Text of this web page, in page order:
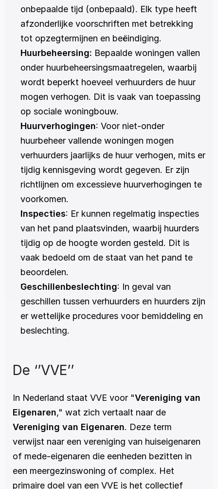
onbepaalde tijd (onbepaald). Elk type heeft
afzonderlijke voorschriften met betrekking
tot opzegtermijnen en beëindiging.
Huurbeheersing: Bepaalde woningen vallen
onder huurbeheersingsmaatregelen, waarbij
wordt beperkt hoeveel verhuurders de huur
mogen verhogen. Dit is vaak van toepassing
op sociale woningbouw.
Huurverhogingen: Voor niet-onder
huurbeheer vallende woningen mogen
verhuurders jaarlijks de huur verhogen, mits er
tijdig kennisgeving wordt gegeven. Er zijn
richtlijnen om excessieve huurverhogingen te
voorkomen.
Inspecties: Er kunnen regelmatig inspecties
van het pand plaatsvinden, waarbij huurders
tijdig op de hoogte worden gesteld. Dit is
vaak bedoeld om de staat van het pand te
beoordelen.
Geschillenbeslechting: In geval van
geschillen tussen verhuurders en huurders zijn
er wettelijke procedures voor bemiddeling en
beslechting.
De ‘’VVE’’
In Nederland staat VVE voor "Vereniging van
Eigenaren
Vereniging van Eigenaren. Deze term
verwijst naar een vereniging van huiseigenaren
of mede-eigenaren die eenheden bezitten in
een meergezinswoning of complex. Het
primaire doel van een VVE is het collectief